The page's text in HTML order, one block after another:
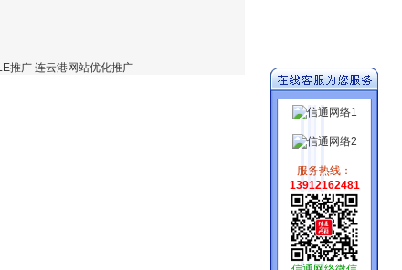
服务热线：
13912162481
推广 连云港网站优化推广